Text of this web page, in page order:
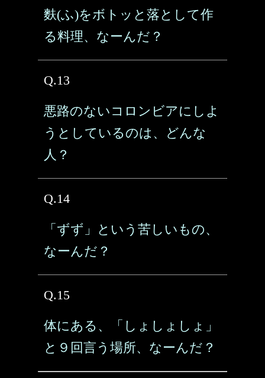
麩(ふ)をボトッと落として作
る料理、なーんだ？
Q.13
悪路のないコロンビアにしよ
うとしているのは、どんな
人？
Q.14
「ずず」という苦しいもの、
なーんだ？
Q.15
体にある、「しょしょしょ」
と９回言う場所、なーんだ？